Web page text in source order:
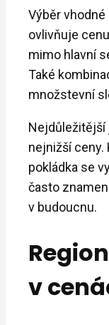
Výběr vhodné
ovlivňuje
mimo hlavní
Také
množstevní
Nejdůležitější
nejnižší ceny.
pokládka se
často
v budoucnu.
v